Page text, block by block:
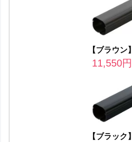
【ブラウン】
11,550円
【ブラック】